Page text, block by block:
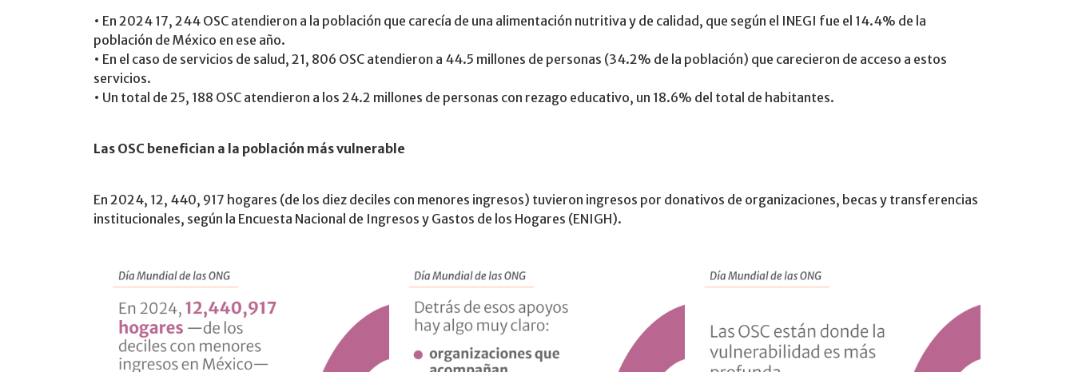
• En 2024 17, 244 OSC atendieron a la población que carecía de una alimentación nutritiva y de calidad, que según el INEGI fue el 14.4% de la
población de México en ese año.
• En el caso de servicios de salud, 21, 806 OSC atendieron a 44.5 millones de personas (34.2% de la población) que carecieron de acceso a estos
servicios.
• Un total de 25, 188 OSC atendieron a los 24.2 millones de personas con rezago educativo, un 18.6% del total de habitantes.
Las OSC benefician a la población más vulnerable
En 2024, 12, 440, 917 hogares (de los diez deciles con menores ingresos) tuvieron ingresos por donativos de organizaciones, becas y transferencias
institucionales, según la Encuesta Nacional de Ingresos y Gastos de los Hogares (ENIGH).